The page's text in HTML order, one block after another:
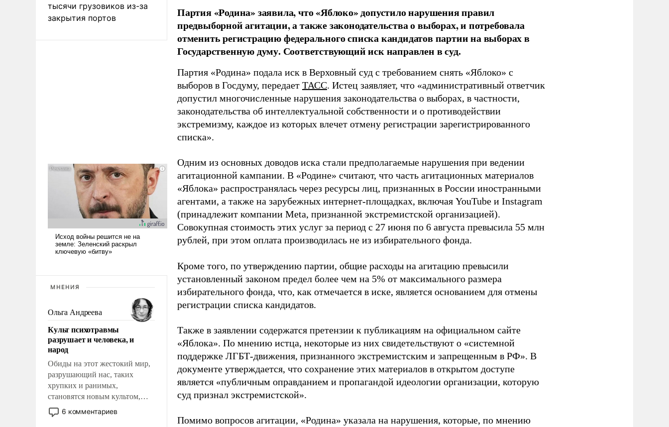
тысячи грузовиков из-за
закрытия портов
МНЕНИЯ
Ольга Андреева
Культ психотравмы
разрушает и человека, и
народ
Обиды на этот жестокий мир,
разрушающий нас, таких
хрупких и ранимых,
становятся новым культом,
постепенно вытесняя и
отменяя традиционное
6 комментариев
Партия «Родина» заявила, что «Яблоко» допустило нарушения правил
предвыборной агитации, а также законодательства о выборах, и потребовала
отменить регистрацию федерального списка кандидатов партии на выборах в
Государственную думу. Соответствующий иск направлен в суд.
Партия «Родина» подала иск в Верховный суд с требованием снять «Яблоко» с
выборов в Госдуму, передает ТАСС. Истец заявляет, что «административный ответчик
допустил многочисленные нарушения законодательства о выборах, в частности,
законодательства об интеллектуальной собственности и о противодействии
экстремизму, каждое из которых влечет отмену регистрации зарегистрированного
списка».
Одним из основных доводов иска стали предполагаемые нарушения при ведении
агитационной кампании. В «Родине» считают, что часть агитационных материалов
«Яблока» распространялась через ресурсы лиц, признанных в России иностранными
агентами, а также на зарубежных интернет-площадках, включая YouTube и Instagram
(принадлежит компании Meta, признанной экстремистской организацией).
Совокупная стоимость этих услуг за период с 27 июня по 6 августа превысила 55 млн
рублей, при этом оплата производилась не из избирательного фонда.
Кроме того, по утверждению партии, общие расходы на агитацию превысили
установленный законом предел более чем на 5% от максимального размера
избирательного фонда, что, как отмечается в иске, является основанием для отмены
регистрации списка кандидатов.
Также в заявлении содержатся претензии к публикациям на официальном сайте
«Яблока». По мнению истца, некоторые из них свидетельствуют о «системной
поддержке ЛГБТ-движения, признанного экстремистским и запрещенным в РФ». В
документе утверждается, что сохранение этих материалов в открытом доступе
является «публичным оправданием и пропагандой идеологии организации, которую
суд признал экстремистской».
Помимо вопросов агитации, «Родина» указала на нарушения, которые, по мнению